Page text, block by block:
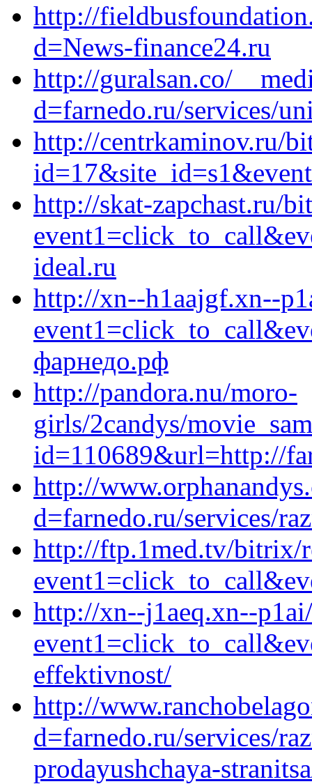
http://
d=News-finance24.ru
http://guralsan.co/
d=farnedo.ru/services/
http://centrkaminov.ru/
http://skat-zapchast.ru/
ideal.ru
http://xn--h1aajgf.xn--
фарнедо.рф
http://pandora.nu/moro-
girls/2candys/
id=110689&url=http://
http://
d=farnedo.ru/services/
http://ftp.1med.tv/bitrix/
http://xn--j1aeq.xn--
effektivnost/
http://
d=farnedo.ru/services/
prodayushchaya-